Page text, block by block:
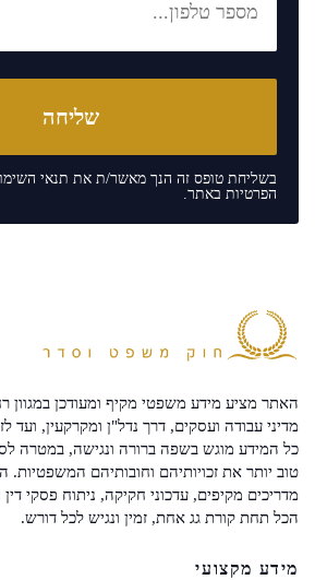
בשליחת טופס זה הנך מאשר/ת את תנאי
הפרטיות באתר.
האתר מציע מידע משפטי מקיף ומעודכן
מדיני עבודה ועסקים, דרך נדל"ן ומקרקעין, ועד
כל המידע מוגש בשפה ברורה ונגישה, במטרה
טוב יותר את זכויותיהם וחובותיהם המשפטיות.
מדריכים מקיפים, עדכוני חקיקה, ניתוח פסקי
הכל תחת קורת גג אחת, זמין ונגיש לכל דורש.
מידע מקצועי